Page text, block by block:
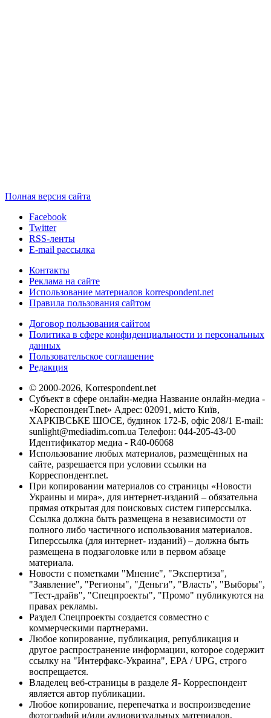
Полная версия сайта
Facebook
Twitter
RSS-ленты
E-mail рассылка
Контакты
Реклама на сайте
Использование материалов korrespondent.net
Правила пользования сайтом
Договор пользования сайтом
Политика в сфере конфиденциальности и персональных
данных
Пользовательское соглашение
Редакция
© 2000-2026, Korrespondent.net
Субъект в сфере онлайн-медиа Название онлайн-медиа -
«КореспонденТ.net» Адрес: 02091, місто Київ,
ХАРКІВСЬКЕ ШОСЕ, будинок 172-Б, офіс 208/1 E-mail:
sunlight@mediadim.com.ua Телефон: 044-205-43-00
Идентификатор медиа - R40-06068
Использование любых материалов, размещённых на
сайте, разрешается при условии ссылки на
Корреспондент.net.
При копировании материалов со страницы «Новости
Украины и мира», для интернет-изданий – обязательна
прямая открытая для поисковых систем гиперссылка.
Ссылка должна быть размещена в независимости от
полного либо частичного использования материалов.
Гиперссылка (для интернет- изданий) – должна быть
размещена в подзаголовке или в первом абзаце
материала.
Новости с пометками "Мнение", "Экспертиза",
"Заявление", "Регионы", "Деньги", "Власть", "Выборы",
"Тест-драйв", "Спецпроекты", "Промо" публикуются на
правах рекламы.
Раздел Спецпроекты создается совместно с
коммерческими партнерами.
Любое копирование, публикация, републикация и
другое распространение информации, которое содержит
ссылку на "Интерфакс-Украина", EPA / UPG, строго
воспрещается.
Владелец веб-страницы в разделе Я- Корреспондент
является автор публикации.
Любое копирование, перепечатка и воспроизведение
фотографий и/или аудиовизуальных материалов,